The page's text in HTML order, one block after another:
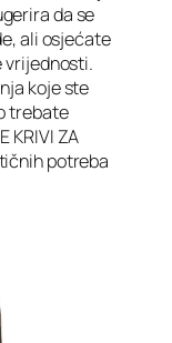
da se
ali osjećate
vrijednosti.
koje ste
trebate
KRIVI ZA
potreba